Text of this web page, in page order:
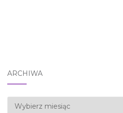
ARCHIWA
Archiwa